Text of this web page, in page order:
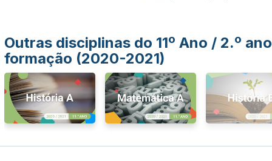
Outras disciplinas do 11º Ano / 2.º ano
formação (2020-2021)